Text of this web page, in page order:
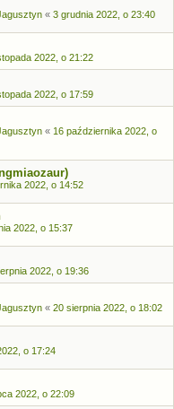
« 3 grudnia 2022, o 23:40
2022, o 21:22
2022, o 17:59
« 16 października 2022, o
2022, o 14:52
2022, o 15:37
2022, o 19:36
« 20 sierpnia 2022, o 18:02
o 17:24
2022, o 22:09